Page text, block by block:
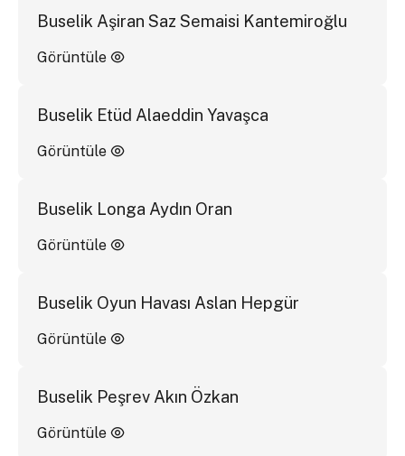
Buselik Aşiran Saz Semaisi Kantemiroğlu
Görüntüle
Buselik Etüd Alaeddin Yavaşca
Görüntüle
Buselik Longa Aydın Oran
Görüntüle
Buselik Oyun Havası Aslan Hepgür
Görüntüle
Buselik Peşrev Akın Özkan
Görüntüle